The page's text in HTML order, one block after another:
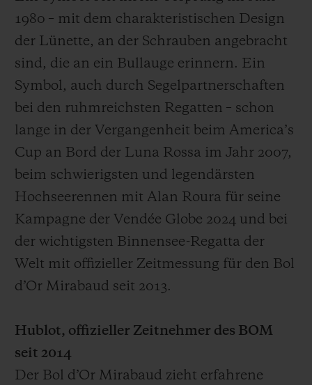
1980 – mit dem charakteristischen Design
der Lünette, an der Schrauben angebracht
sind, die an ein Bullauge erinnern. Ein
Symbol, auch durch Segelpartnerschaften
bei den ruhmreichsten Regatten – schon
lange in der Vergangenheit beim America’s
Cup an Bord der Luna Rossa im Jahr 2007,
beim schwierigsten und legendärsten
Hochseerennen mit Alan Roura für seine
Kampagne der Vendée Globe 2024 und bei
der wichtigsten Binnensee-Regatta der
Welt mit offizieller Zeitmessung für den Bol
d’Or Mirabaud seit 2013.
Hublot, offizieller Zeitnehmer des BOM
seit 2014
Der Bol d’Or Mirabaud zieht erfahrene